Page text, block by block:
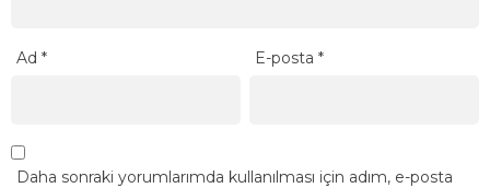
Ad * E-posta*
Daha sonraki yorumlarımda kullanılması için adım, e-posta